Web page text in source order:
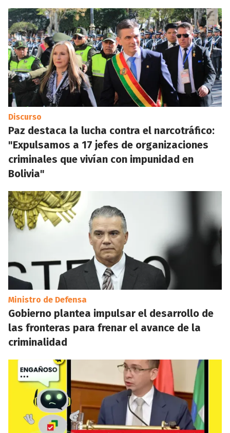
Discurso
Paz destaca la lucha contra el narcotráfico:
"Expulsamos a 17 jefes de organizaciones
criminales que vivían con impunidad en
Bolivia"
Ministro de Defensa
Gobierno plantea impulsar el desarrollo de
las fronteras para frenar el avance de la
criminalidad